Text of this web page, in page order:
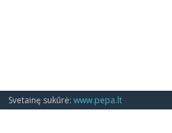
Svetainę sukūrė: www.pepa.lt